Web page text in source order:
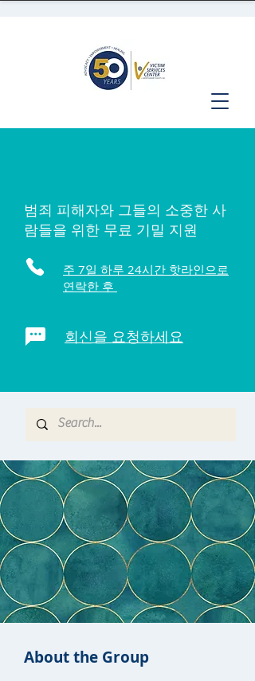
범죄 피해자와 그들의 소중한 사
람들을 위한 무료 기밀 지원
주 7일 하루 24시간 핫라인으로
연락한 후
회신을 요청하세요
About the Group